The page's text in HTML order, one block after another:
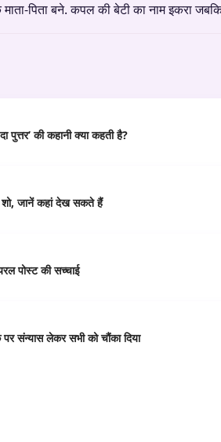
पिता बने. कपल की बेटी का नाम इकरा
की कहानी क्या कहती है?
शो, जानें कहां देख सकते हैं
पोस्ट की सच्चाई
संन्यास लेकर सभी को चौंका दिया